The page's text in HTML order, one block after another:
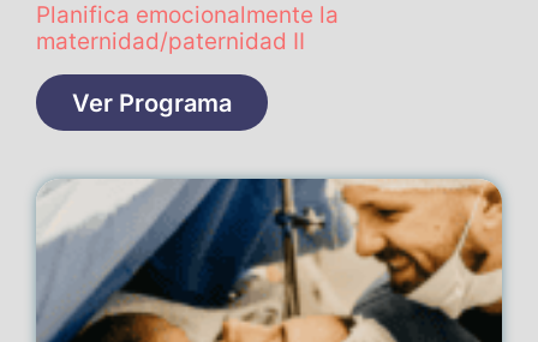
Planifica emocionalmente la
maternidad/paternidad II
Ver Programa